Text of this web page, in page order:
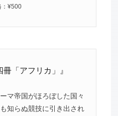
：¥500
冊「アフリカ」』
マ帝国がほろぼした国々
知らぬ競技に引き出され